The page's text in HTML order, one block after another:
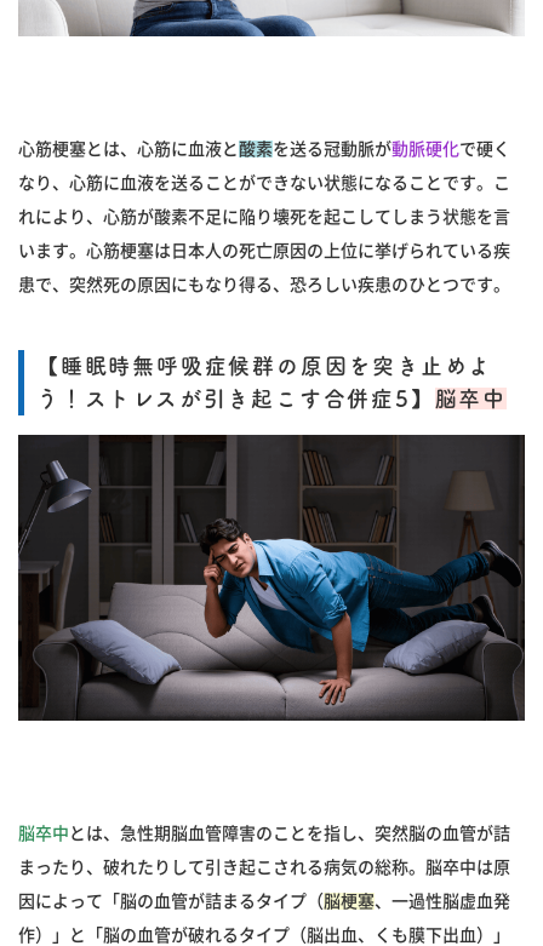
心筋梗塞とは、心筋に血液と 酸素を送る冠動脈が動脈硬化で硬く
なり、心筋に血液を送ることができない状態になることです。こ
れにより、心筋が酸素不足に陥り壊死を起こしてしまう状態を言
います。心筋梗塞は日本人の死亡原因の上位に挙げられている疾
患で、突然死の原因にもなり得る、恐ろしい疾患のひとつです。
【睡眠時無呼吸症候群の原因を突き止めよ
う！ストレスが引き起こす合併症5】 脳卒中
脳卒中 とは、急性期脳血管障害のことを指し、突然脳の血管が詰
まったり、破れたりして引き起こされる病気の総称。脳卒中は原
因によって「脳の血管が詰まるタイプ（ 脳梗塞、一過性脳虚血発
作）」と「脳の血管が破れるタイプ（脳出血、くも膜下出血）」